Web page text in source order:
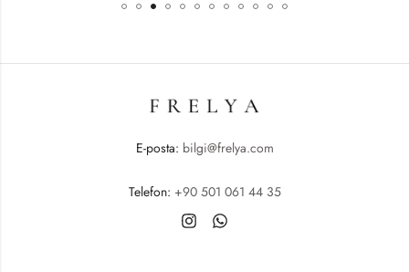
E-posta: bilgi@frelya.com
Telefon: +90 501 061 44 35